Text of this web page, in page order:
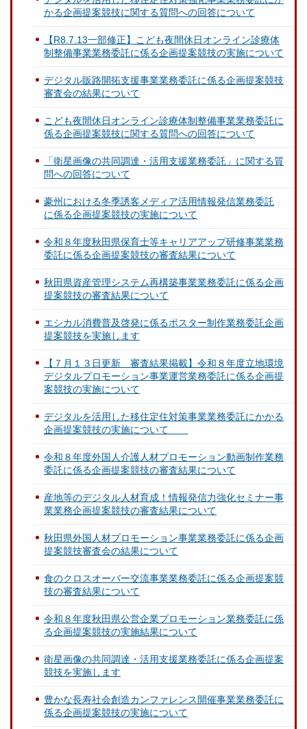
かる企画提案競技に関する質問への回答について
【R8.7.13一部修正】こども夜間休日オンライン診療体
制整備事業業務委託に係る企画提案競技の実施について
デジタル販路開拓支援事業業務委託に係る企画提案競技
審査会の結果について
こども夜間休日オンライン診療体制整備事業業務委託に
係る企画提案競技に関する質問への回答について
「衛星画像の共同調達・活用支援業務委託」に関する質
問への回答について
豪州における冬季誘客メディア活用情報発信業務委託
に係る企画提案競技の実施について
令和８年度秋田県保育士等キャリアアップ研修事業業務
委託に係る企画提案競技の審査結果について
秋田県資産管理システム再構築事業業務委託に係る企画
提案競技の審査結果について
エシカル消費普及啓発に係るポスター制作業務委託企画
提案競技を実施します
【７月１３日更新 審査結果掲載】令和８年度立地環境
デジタルプロモーション事業運営業務委託に係る企画提
案競技の実施について
デジタルを活用した移住定住対策事業業務委託にかかる
企画提案競技の実施について
令和８年度外国人介護人材プロモーション動画制作業務
委託に係る企画提案競技の審査結果について
産地等のデジタル人材育成！情報発信力強化セミナー事
業業務企画提案競技の審査結果について
秋田県外国人材プロモーション事業業務委託に係る企画
提案競技審査会の結果について
食のクロスオーバー交流事業業務委託に係る企画提案競
技の審査結果について
令和８年度秋田県公営企業プロモーション業務委託に係
る企画提案競技の実施結果について
衛星画像の共同調達・活用支援業務委託に係る企画提案
競技を実施します
豊かな長寿社会創造カンファレンス開催事業業務委託に
係る企画提案競技の実施について